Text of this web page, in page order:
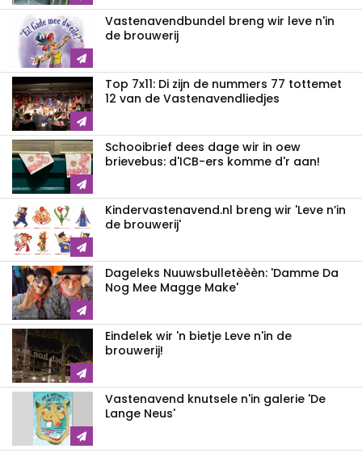
Vastenavendbundel breng wir leve n'in
de brouwerij
Top 7x11: Di zijn de nummers 77 tottemet
12 van de Vastenavendliedjes
Schooibrief dees dage wir in oew
brievebus: d'ICB-ers komme d'r aan!
Kindervastenavend.nl breng wir 'Leve n’in
de brouwerij'
Dageleks Nuuwsbulletèèèn: 'Damme Da
Nog Mee Magge Make'
Eindelek wir 'n bietje Leve n'in de
brouwerij!
Vastenavend knutsele n'in galerie 'De
Lange Neus'